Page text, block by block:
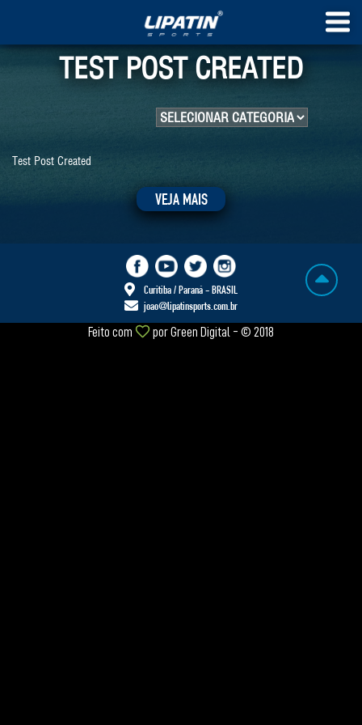
TEST POST CREATED
Test Post Created
VEJA MAIS
Curitiba / Paraná - BRASIL
joao@lipatinsports.com.br
Feito com porGreen Digital - © 2018